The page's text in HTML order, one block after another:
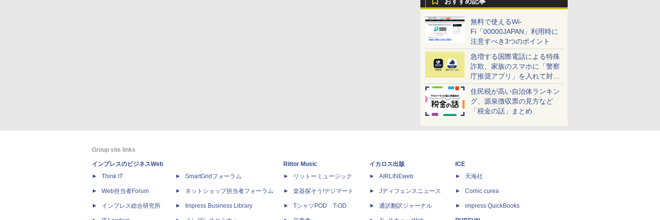
無料で使えるWi-
Fi「00000JAPAN」利用時に
注意すべき3つのポイント
急増する国際電話による特殊
詐欺、家族のスマホに「警察
庁推奨アプリ」を入れて対策
しよう！
住民税が高い自治体ランキン
グ、源泉徴収票の見方など
「税金の話」まとめ
Group site links
インプレスのビジネスWeb
Think IT
Web担当者Forum
インプレス総合研究所
SmartGridフォーラム
ネットショップ担当者フォーラム
Impress Business Library
Rittor Music
リットーミュージック
楽器探そう!デジマート
TシャツPOD T-OD
イカロス出版
AIRLINEweb
Jディフェンスニュース
通訳翻訳ジャーナル
ICE
天海社
Comic curea
impress QuickBooks